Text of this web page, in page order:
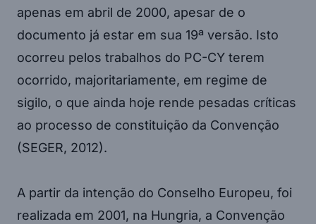
apenas em abril de 2000, apesar de o
documento já estar em sua 19ª versão. Isto
ocorreu pelos trabalhos do PC-CY terem
ocorrido, majoritariamente, em regime de
sigilo, o que ainda hoje rende pesadas críticas
ao processo de constituição da Convenção
(SEGER, 2012).
A partir da intenção do Conselho Europeu, foi
realizada em 2001, na Hungria, a Convenção